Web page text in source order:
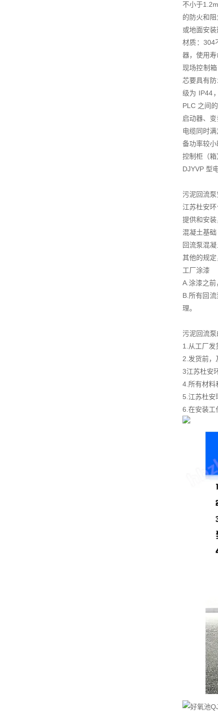
不小于
的防火和
或地面安
材质：304
器，使用
现场控制
芯要具有
级为 IP44
PLC 之间
启动器、
电缆同时
备功率较
控制柜（
DJYVP 型
污泥回流
江苏杜安
提供和安
混凝土基础
回流泵混
其他的规
工厂涂漆
A.涂漆之
B.所有回
理。
污泥回流
1.从工厂发
2.发货前，
3江苏杜安
4.所有材料
5.江苏杜安
6.在安装工